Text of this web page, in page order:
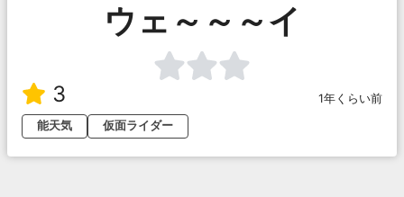
ウェ～～～イ
3
1年くらい前
能天気
仮面ライダー